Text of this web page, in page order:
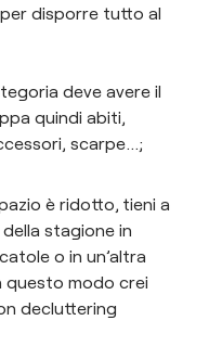
disporre tutto al
deve avere il
quindi abiti,
scarpe…;
è ridotto, tieni a
stagione in
o in un’altra
questo modo crei
decluttering